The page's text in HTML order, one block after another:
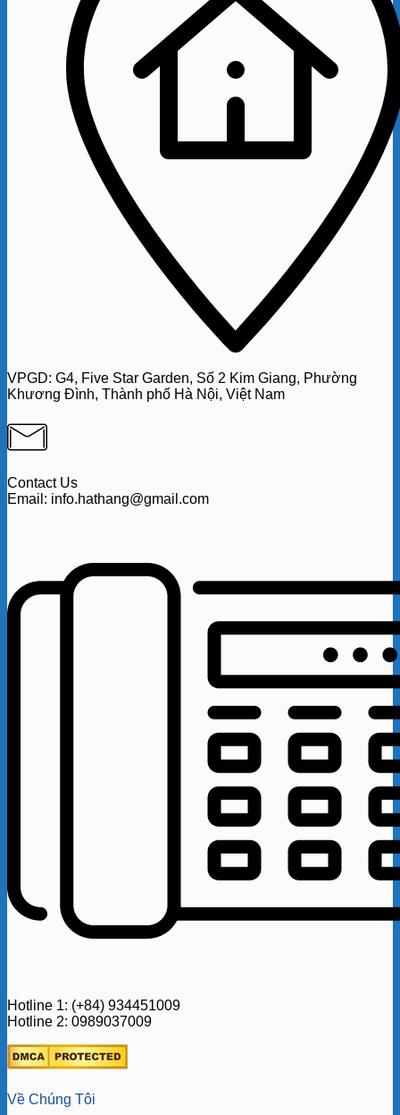
VPGD: G4, Five Star Garden, Số 2 Kim Giang, Phường
Khương Đình, Thành phố Hà Nội, Việt Nam
Contact Us
Email: info.hathang@gmail.com
Hotline 1: (+84) 934451009
Hotline 2: 0989037009
Về Chúng Tôi